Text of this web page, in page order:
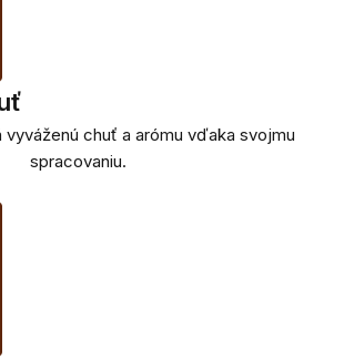
vyváženú chuť a arómu vďaka svojmu
spracovaniu.